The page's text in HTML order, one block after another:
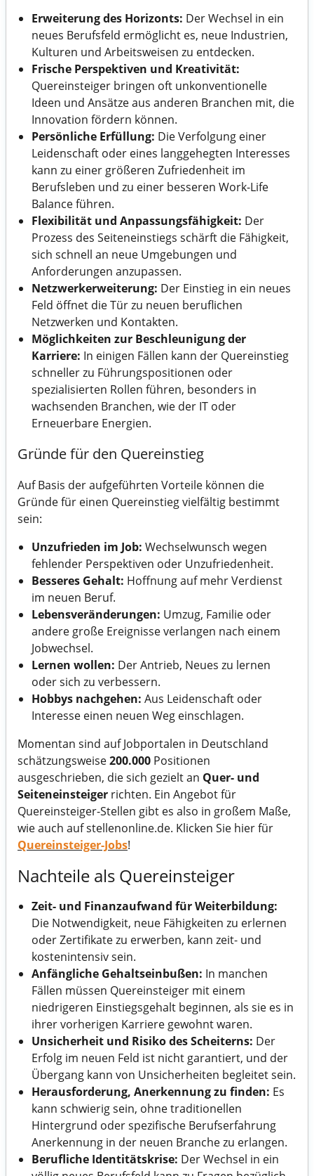
Erweiterung des Horizonts: Der Wechsel in ein
neues Berufsfeld ermöglicht es, neue Industrien,
Kulturen und Arbeitsweisen zu entdecken.
Frische Perspektiven und Kreativität:
Quereinsteiger bringen oft unkonventionelle
Ideen und Ansätze aus anderen Branchen mit, die
Innovation fördern können.
Persönliche Erfüllung: Die Verfolgung einer
Leidenschaft oder eines langgehegten Interesses
kann zu einer größeren Zufriedenheit im
Berufsleben und zu einer besseren Work-Life
Balance führen.
Flexibilität und Anpassungsfähigkeit: Der
Prozess des Seiteneinstiegs schärft die Fähigkeit,
sich schnell an neue Umgebungen und
Anforderungen anzupassen.
Netzwerkerweiterung: Der Einstieg in ein neues
Feld öffnet die Tür zu neuen beruflichen
Netzwerken und Kontakten.
Möglichkeiten zur Beschleunigung der
Karriere: In einigen Fällen kann der Quereinstieg
schneller zu Führungspositionen oder
spezialisierten Rollen führen, besonders in
wachsenden Branchen, wie der IT oder
Erneuerbare Energien.
Gründe für den Quereinstieg
Auf Basis der aufgeführten Vorteile können die
Gründe für einen Quereinstieg vielfältig bestimmt
sein:
Unzufrieden im Job: Wechselwunsch wegen
fehlender Perspektiven oder Unzufriedenheit.
Besseres Gehalt: Hoffnung auf mehr Verdienst
im neuen Beruf.
Lebensveränderungen: Umzug, Familie oder
andere große Ereignisse verlangen nach einem
Jobwechsel.
Lernen wollen: Der Antrieb, Neues zu lernen
oder sich zu verbessern.
Hobbys nachgehen: Aus Leidenschaft oder
Interesse einen neuen Weg einschlagen.
Momentan sind auf Jobportalen in Deutschland
schätzungsweise200.000 Positionen
ausgeschrieben, die sich gezielt an Quer- und
Seiteneinsteiger richten. Ein Angebot für
Quereinsteiger-Stellen gibt es also in großem Maße,
wie auch auf stellenonline.de. Klicken Sie hier für
Quereinsteiger-Jobs!
Nachteile als Quereinsteiger
Zeit- und Finanzaufwand für Weiterbildung:
Die Notwendigkeit, neue Fähigkeiten zu erlernen
oder Zertifikate zu erwerben, kann zeit- und
kostenintensiv sein.
Anfängliche Gehaltseinbußen: In manchen
Fällen müssen Quereinsteiger mit einem
niedrigeren Einstiegsgehalt beginnen, als sie es in
ihrer vorherigen Karriere gewohnt waren.
Unsicherheit und Risiko des Scheiterns: Der
Erfolg im neuen Feld ist nicht garantiert, und der
Übergang kann von Unsicherheiten begleitet sein.
Herausforderung, Anerkennung zu finden: Es
kann schwierig sein, ohne traditionellen
Hintergrund oder spezifische Berufserfahrung
Anerkennung in der neuen Branche zu erlangen.
Berufliche Identitätskrise: Der Wechsel in ein